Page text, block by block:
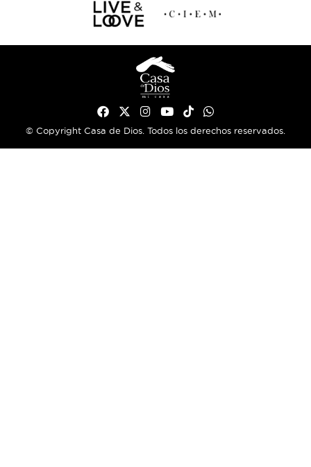
© Copyright Casa de Dios. Todos los derechos reservados.